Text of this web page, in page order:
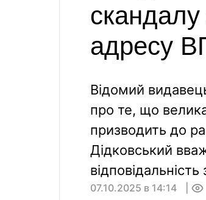
адресу
Відомий
про те, що велика
призводить до
Дідковський
07.10.2025 в 14:14